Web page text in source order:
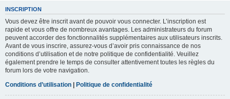
INSCRIPTION
Vous devez être inscrit avant de pouvoir vous connecter. L’inscription est
rapide et vous offre de nombreux avantages. Les administrateurs du forum
peuvent accorder des fonctionnalités supplémentaires aux utilisateurs inscrits.
Avant de vous inscrire, assurez-vous d’avoir pris connaissance de nos
conditions d’utilisation et de notre politique de confidentialité. Veuillez
également prendre le temps de consulter attentivement toutes les règles du
forum lors de votre navigation.
Conditions d’utilisation | Politique de confidentialité